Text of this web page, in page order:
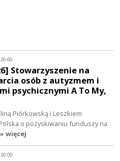
Stowarzyszenie na
osób z autyzmem i
psychicznymi A To My,
Piórkowską i Leszkiem
o pozyskiwaniu funduszy na
» więcej